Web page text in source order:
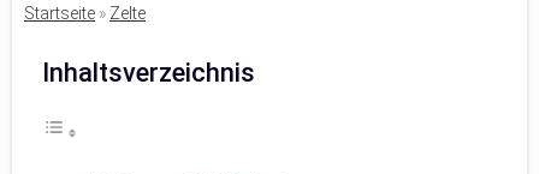
Startseite » Zelte
Inhaltsverzeichnis